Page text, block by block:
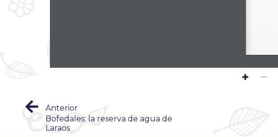
Anterior
Bofedales: la reserva de agua de
Laraos